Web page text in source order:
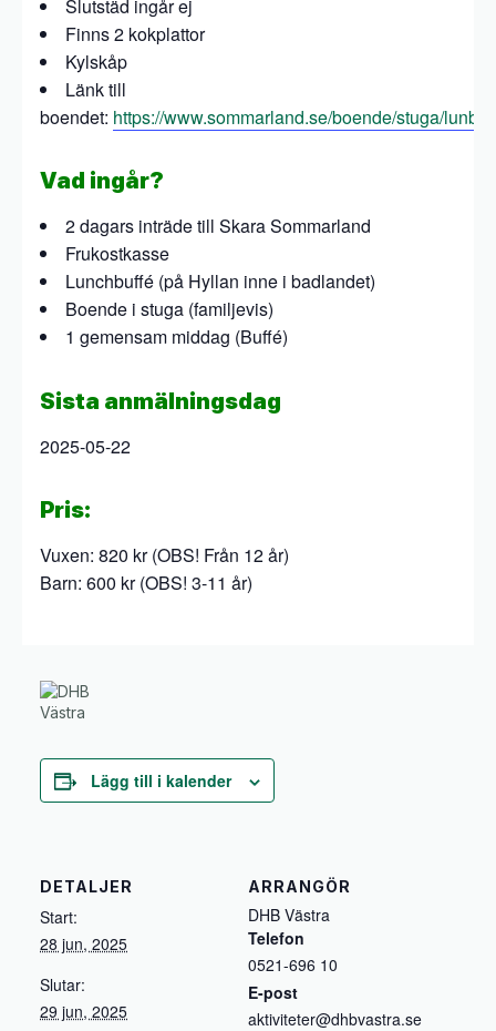
Slutstäd ingår ej
Finns 2 kokplattor
Kylskåp
Länk till
boendet: https://www.sommarland.se/boende/stuga/
Vad ingår?
2 dagars inträde till Skara Sommarland
Frukostkasse
Lunchbuffé (på Hyllan inne i badlandet)
Boende i stuga (familjevis)
1 gemensam middag (Buffé)
Sista anmälningsdag
2025-05-22
Pris:
Vuxen: 820 kr (OBS! Från 12 år)
Barn: 600 kr (OBS! 3-11 år)
Lägg till i kalender
DETALJER
Start:
28 jun, 2025
Slutar:
29 jun, 2025
ARRANGÖR
DHB Västra
Telefon
0521-696 10
E-post
aktiviteter@dhbvastra.se